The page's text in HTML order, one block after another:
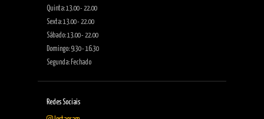
Quinta: 13.00 - 22.00
Sexta: 13.00 - 22.00
Sábado: 13.00 - 22.00
Domingo: 9.30 - 16.30
Segunda: Fechado
Redes Sociais